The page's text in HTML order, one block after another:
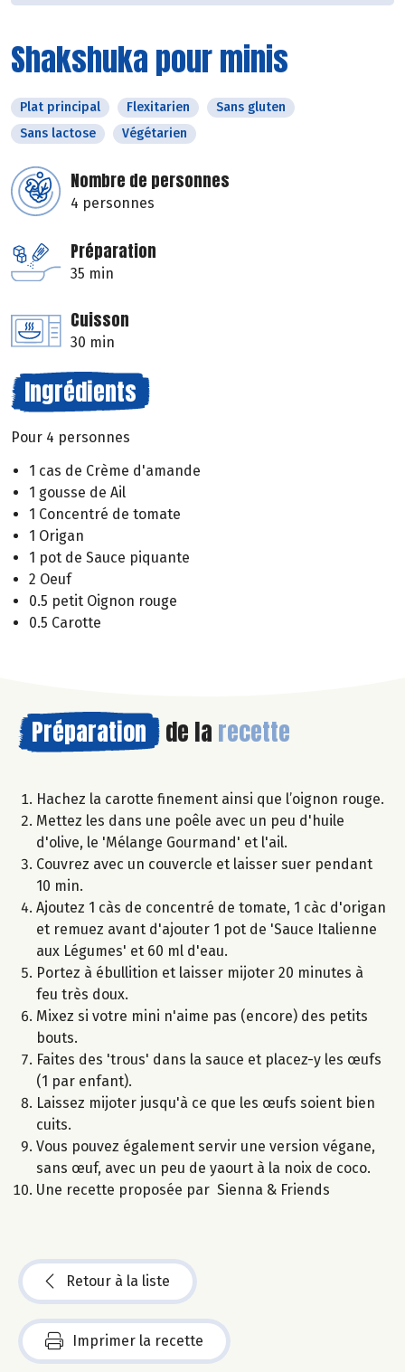
Shakshuka pour minis
Plat principal Flexitarien
Sans gluten
Sans lactose
Végétarien
Nombre de personnes
4 personnes
Préparation
35 min
Cuisson
30 min
Ingrédients
Pour 4 personnes
1 cas de Crème d'amande
1 gousse de Ail
1 Concentré de tomate
1 Origan
1 pot de Sauce piquante
2 Oeuf
0.5 petit Oignon rouge
0.5 Carotte
Préparation de la recette
Hachez la carotte finement ainsi que l’oignon rouge.
Mettez les dans une poêle avec un peu d'huile
d'olive, le 'Mélange Gourmand' et l'ail.
Couvrez avec un couvercle et laisser suer pendant
10 min.
Ajoutez 1 càs de concentré de tomate, 1 càc d'origan
et remuez avant d'ajouter 1 pot de 'Sauce Italienne
aux Légumes' et 60 ml d'eau.
Portez à ébullition et laisser mijoter 20 minutes à
feu très doux.
Mixez si votre mini n'aime pas (encore) des petits
bouts.
Faites des 'trous' dans la sauce et placez-y les œufs
(1 par enfant).
Laissez mijoter jusqu'à ce que les œufs soient bien
cuits.
Vous pouvez également servir une version végane,
sans œuf, avec un peu de yaourt à la noix de coco.
Une recette proposée par Sienna & Friends
Retour à la liste
Imprimer la recette